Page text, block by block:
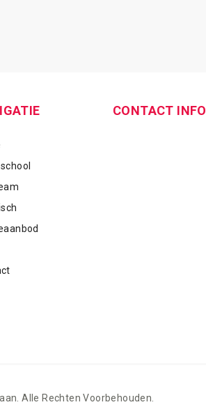
CONTACT INFO
Alle Rechten Voorbehouden.